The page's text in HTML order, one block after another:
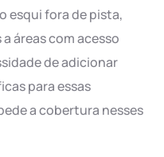
esqui fora de pista,
áreas com acesso
de adicionar
para essas
a cobertura nesses